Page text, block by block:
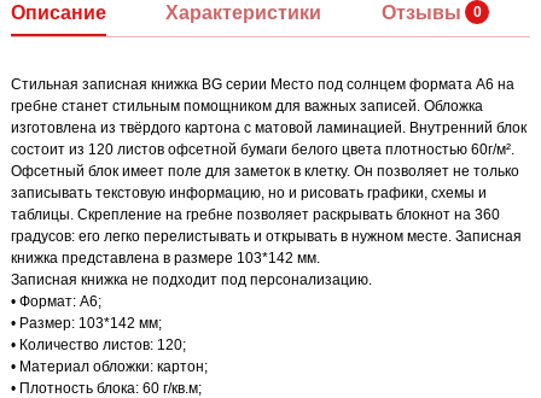
Описание Характеристики Отзывы
Стильная записная книжка BG серии Место под солнцем формата А6 на
гребне станет стильным помощником для важных записей. Обложка
изготовлена из твёрдого картона с матовой ламинацией. Внутренний блок
состоит из 120 листов офсетной бумаги белого цвета плотностью 60г/м².
Офсетный блок имеет поле для заметок в клетку. Он позволяет не только
записывать текстовую информацию, но и рисовать графики, схемы и
таблицы. Скрепление на гребне позволяет раскрывать блокнот на 360
градусов: его легко перелистывать и открывать в нужном месте. Записная
книжка представлена в размере 103*142 мм.
Записная книжка не подходит под персонализацию.
• Формат: А6;
• Размер: 103*142 мм;
• Количество листов: 120;
• Материал обложки: картон;
• Плотность блока: 60 г/кв.м;